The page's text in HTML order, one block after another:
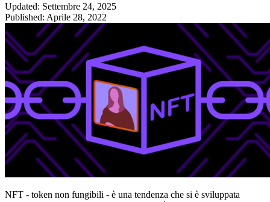
Updated: Settembre 24, 2025
Published: Aprile 28, 2022
NFT - token non fungibili - è una tendenza che si è sviluppata